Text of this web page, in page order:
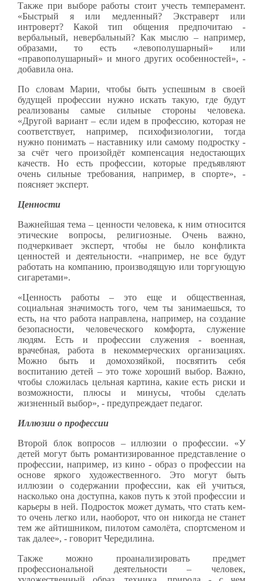
Также при выборе работы стоит учесть темперамент.
«Быстрый я или медленный? Экстраверт или
интроверт? Какой тип общения предпочитаю -
вербальный, невербальный? Как мыслю – например,
образами, то есть «левополушарный» или
«правополушарный» и много других особенностей», -
добавила она.
По словам Марии, чтобы быть успешным в своей
будущей профессии нужно искать такую, где будут
реализованы самые сильные стороны человека.
«Другой вариант – если идем в профессию, которая не
соответствует, например, психофизиологии, тогда
нужно понимать – наставнику или самому подростку -
за счёт чего произойдёт компенсация недостающих
качеств. Но есть профессии, которые предъявляют
очень сильные требования, например, в спорте», -
поясняет эксперт.
Ценности
Важнейшая тема – ценности человека, к ним относится
этические вопросы, религиозные. Очень важно,
подчеркивает эксперт, чтобы не было конфликта
ценностей и деятельности. «например, не все будут
работать на компанию, производящую или торгующую
сигаретами».
«Ценность работы – это еще и общественная,
социальная значимость того, чем ты занимаешься, то
есть, на что работа направлена, например, на создание
безопасности, человеческого комфорта, служение
людям. Есть и профессии служения - военная,
врачебная, работа в некоммерческих организациях.
Можно быть и домохозяйкой, посвятить себя
воспитанию детей – это тоже хороший выбор. Важно,
чтобы сложилась цельная картина, какие есть риски и
возможности, плюсы и минусы, чтобы сделать
жизненный выбор», - предупреждает педагог.
Иллюзии о профессии
Второй блок вопросов – иллюзии о профессии. «У
детей могут быть романтизированное представление о
профессии, например, из кино - образ о профессии на
основе яркого художественного. Это могут быть
иллюзии о содержании профессии, как ей учиться,
насколько она доступна, каков путь к этой профессии и
карьеры в ней. Подросток может думать, что стать кем-
то очень легко или, наоборот, что он никогда не станет
тем же айтишником, пилотом самолёта, спортсменом и
так далее», - говорит Чередилина.
Также можно проанализировать предмет
профессиональной деятельности – человек,